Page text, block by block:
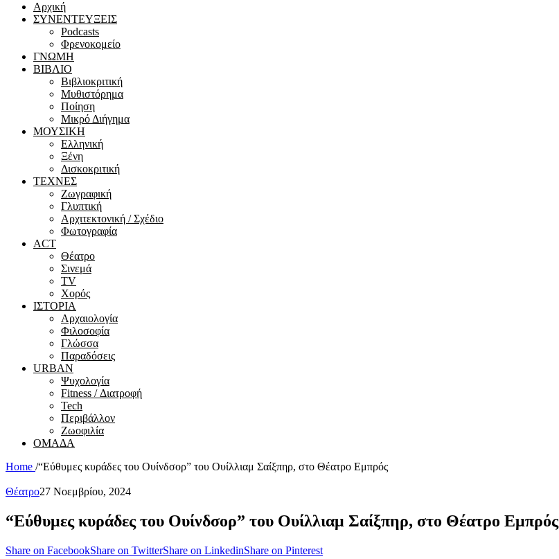
Αρχική
ΣΥΝΕΝΤΕΥΞΕΙΣ
Podcasts
Φρενοκομείο
ΓΝΩΜΗ
ΒΙΒΛΙΟ
Βιβλιοκριτική
Μυθιστόρημα
Ποίηση
Μικρό Διήγημα
ΜΟΥΣΙΚΗ
Ελληνική
Ξένη
Δισκοκριτική
ΤΕΧΝΕΣ
Ζωγραφική
Γλυπτική
Αρχιτεκτονική / Σχέδιο
Φωτογραφία
ACT
Θέατρο
Σινεμά
ΤV
Χορός
ΙΣΤΟΡΙΑ
Αρχαιολογία
Φιλοσοφία
Γλώσσα
Παραδόσεις
URBAN
Ψυχολογία
Fitness / Διατροφή
Tech
Περιβάλλον
Ζωοφιλία
ΟΜΑΔΑ
Home /“Εύθυμες κυράδες του Ουίνδσορ” του Ουίλλιαμ Σαίξπηρ, στο Θέατρο Εμπρός
Θέατρο27 Νοεμβρίου, 2024
“Εύθυμες κυράδες του Ουίνδσορ” του Ουίλλιαμ Σαίξπηρ, στο Θέατρο Εμπρός
Share on FacebookShare on TwitterShare on LinkedinShare on Pinterest